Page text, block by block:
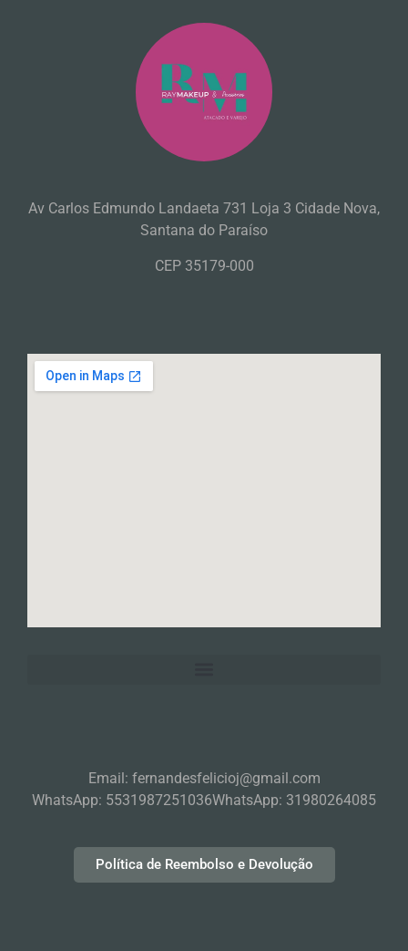
Av Carlos Edmundo Landaeta 731 Loja 3 Cidade Nova,
Santana do Paraíso
CEP 35179-000
Email: fernandesfelicioj@gmail.com
WhatsApp: 5531987251036WhatsApp: 31980264085
Política de Reembolso e Devolução